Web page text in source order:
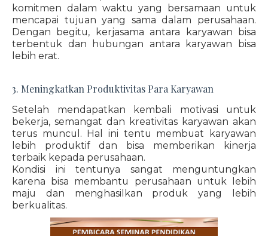
komitmen dalam waktu yang bersamaan untuk
mencapai tujuan yang sama dalam perusahaan.
Dengan begitu, kerjasama antara karyawan bisa
terbentuk dan hubungan antara karyawan bisa
lebih erat.
3. Meningkatkan Produktivitas Para Karyawan
Setelah mendapatkan kembali motivasi untuk
bekerja, semangat dan kreativitas karyawan akan
terus muncul. Hal ini tentu membuat karyawan
lebih produktif dan bisa memberikan kinerja
terbaik kepada perusahaan.
Kondisi ini tentunya sangat menguntungkan
karena bisa membantu perusahaan untuk lebih
maju dan menghasilkan produk yang lebih
berkualitas.